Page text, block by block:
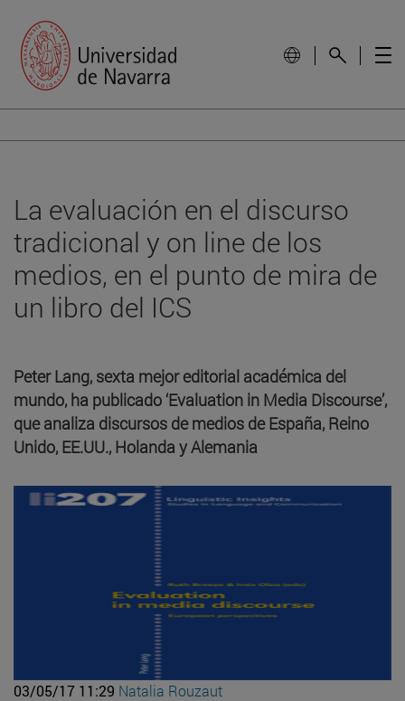
La evaluación en el discurso
tradicional y on line de los
medios, en el punto de mira de
un libro del ICS
Peter Lang, sexta mejor editorial académica del
mundo, ha publicado ‘Evaluation in Media Discourse’,
que analiza discursos de medios de España, Reino
Unido, EE.UU., Holanda y Alemania
03/05/17 11:29 Natalia Rouzaut